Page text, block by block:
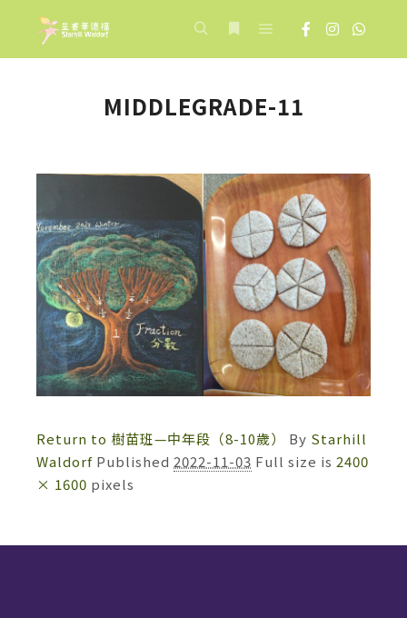
MIDDLEGRADE-11
Return to 樹苗班—中年段（8-10歲） By Starhill
Waldorf Published 2022-11-03 Full size is 2400
× 1600 pixels